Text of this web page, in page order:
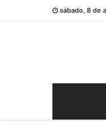
sábado, 8 de